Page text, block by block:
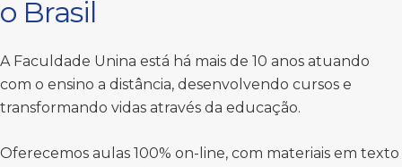
o Brasil
A Faculdade Unina está há mais de 10 anos atuando
com o ensino a distância, desenvolvendo cursos e
transformando vidas através da educação.
Oferecemos aulas 100% on-line, com materiais em texto